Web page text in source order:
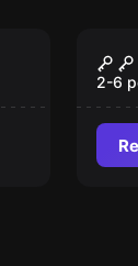
2-6